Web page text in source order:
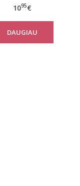
neriniais
1095€
DAUGIAU